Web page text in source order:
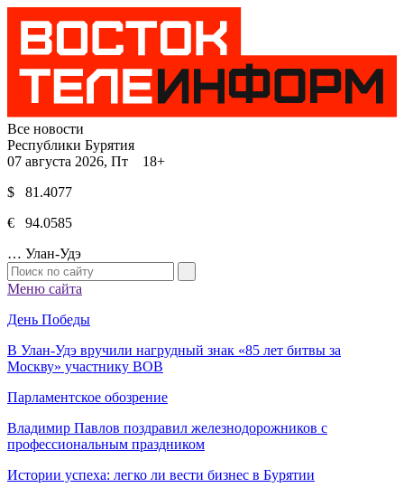
Все новости
Республики Бурятия
07 августа 2026, Пт 18+
$ 81.4077
€ 94.0585
… Улан-Удэ
Меню сайта
День Победы
В Улан-Удэ вручили нагрудный знак «85 лет битвы за
Москву» участнику ВОВ
Парламентское обозрение
Владимир Павлов поздравил железнодорожников с
профессиональным праздником
Истории успеха: легко ли вести бизнес в Бурятии